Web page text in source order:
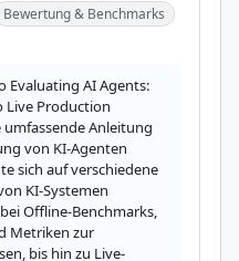
Bewertung & Benchmarks
Evaluating AI Agents:
Live Production
Anleitung
von KI-Agenten
sich auf verschiedene
KI-Systemen
Offline-Benchmarks,
Metriken zur
bis hin zu Live-